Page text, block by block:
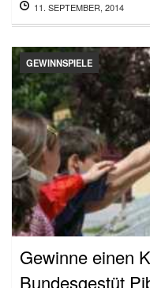
11. SEPTEMBER, 2014
GEWINNSPIELE
Gewinne einen
Bundesgestüt